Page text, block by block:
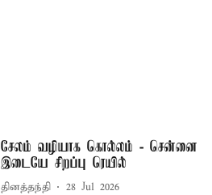
சேலம் வழியாக கொல்லம் - சென்னை
இடையே சிறப்பு ரெயில்
தினத்தந்தி 28 Jul 2026